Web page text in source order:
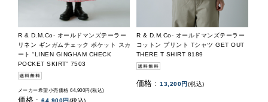
R & D.M.Co- オールドマンズテーラー
リネン ギンガムチェック ポケット スカ
ート “LINEN GINGHAM CHECK
POCKET SKIRT” 7503
メーカー希望小売価格 64,900円(税込)
価格 : 64,900円(税込)
R & D.M.Co- オールドマンズテーラー
コットン プリント Tシャツ GET OUT
THERE T SHIRT 8189
価格 : 13,200円(税込)